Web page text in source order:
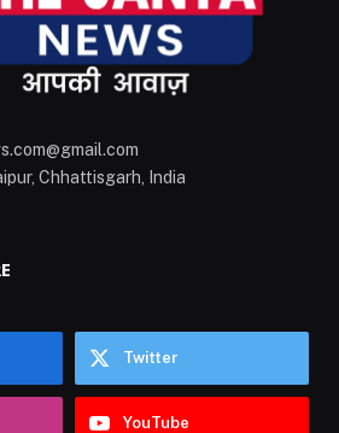
Chhattisgarh, India
Twitter
YouTube